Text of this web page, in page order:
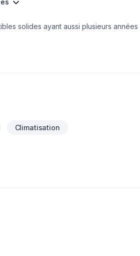
solides ayant aussi plusieurs
Climatisation